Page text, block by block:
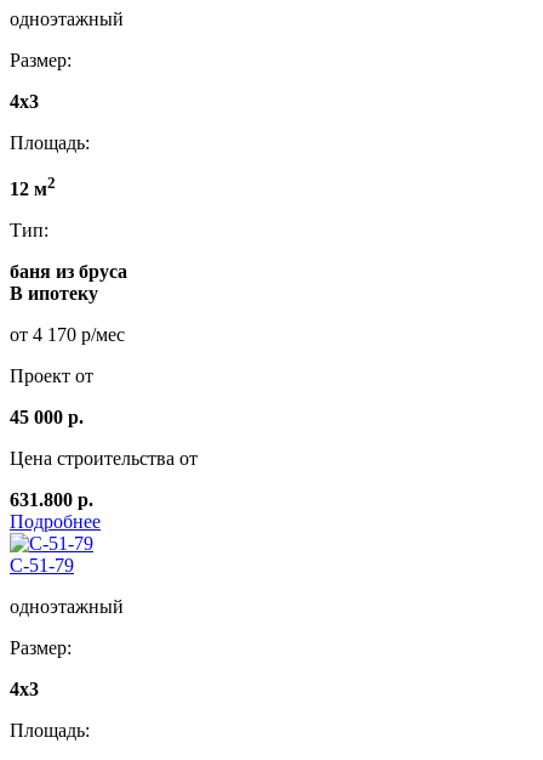
одноэтажный
Размер:
4x3
Площадь:
12 м2
Тип:
баня из бруса
В ипотеку
от 4 170 р/мес
Проект от
45 000 р.
Цена строительства от
631.800 р.
Подробнее
C-51-79
одноэтажный
Размер:
4x3
Площадь: